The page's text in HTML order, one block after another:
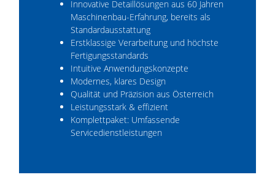
Innovative Detaillösungen aus 60 Jahren
Maschinenbau-Erfahrung, bereits als
Standardausstattung
Erstklassige Verarbeitung und höchste
Fertigungsstandards
Intuitive Anwendungskonzepte
Modernes, klares Design
Qualität und Präzision aus Österreich
Leistungsstark & effizient
Komplettpaket: Umfassende
Servicedienstleistungen